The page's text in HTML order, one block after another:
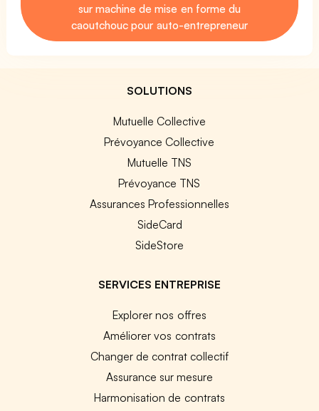
sur machine de mise en forme du
caoutchouc pour auto-entrepreneur
SOLUTIONS
Mutuelle Collective
Prévoyance Collective
Mutuelle TNS
Prévoyance TNS
Assurances Professionnelles
SideCard
SideStore
SERVICES ENTREPRISE
Explorer nos offres
Améliorer vos contrats
Changer de contrat collectif
Assurance sur mesure
Harmonisation de contrats